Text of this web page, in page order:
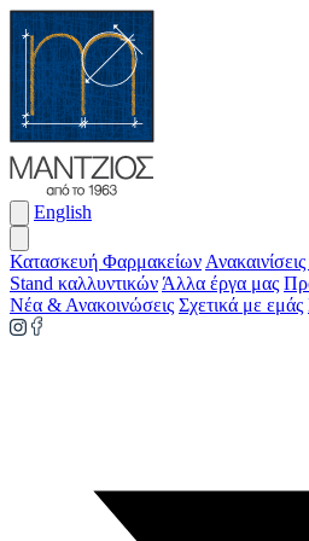
English
Κατασκευή Φαρμακείων
Stand καλλυντικών Άλλα έργα μας
Νέα & Ανακοινώσεις Σχετικά με εμάς